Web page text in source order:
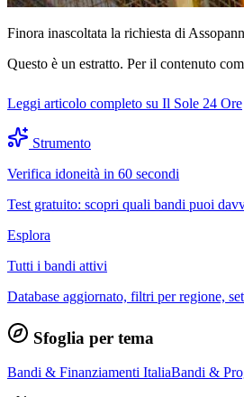
Finora inascoltata la richiesta di
Questo è un estratto. Per il contenuto
Leggi articolo completo su Il Sole 24 Ore
Strumento
Verifica idoneità in 60 secondi
Test gratuito: scopri quali bandi puoi
Esplora
Tutti i bandi attivi
Database aggiornato, filtri per regione,
Sfoglia per tema
Bandi & Finanziamenti ItaliaBandi &